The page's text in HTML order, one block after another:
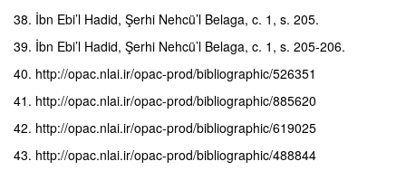
38. İbn Ebi’l Hadid, Şerhi Nehcü’l Belaga, c. 1, s. 205.
39. İbn Ebi’l Hadid, Şerhi Nehcü’l Belaga, c. 1, s. 205-206.
40. http://opac.nlai.ir/opac-prod/bibliographic/526351
41. http://opac.nlai.ir/opac-prod/bibliographic/885620
42. http://opac.nlai.ir/opac-prod/bibliographic/619025
43. http://opac.nlai.ir/opac-prod/bibliographic/488844